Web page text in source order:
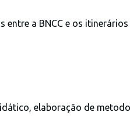
entre a BNCC e os
elaboração de